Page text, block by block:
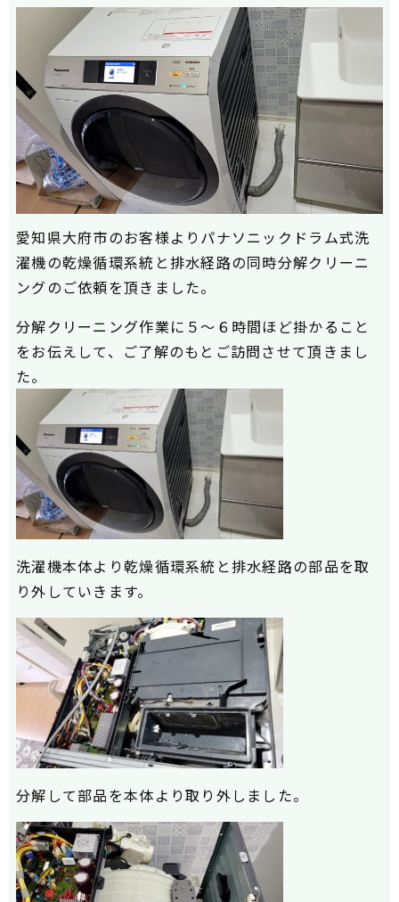
愛知県大府市のお客様よりパナソニックドラム式洗
濯機の乾燥循環系統と排水経路の同時分解クリーニ
ングのご依頼を頂きました。
分解クリーニング作業に５～６時間ほど掛かること
をお伝えして、ご了解のもとご訪問させて頂きまし
た。
洗濯機本体より乾燥循環系統と排水経路の部品を取
り外していきます。
分解して部品を本体より取り外しました。